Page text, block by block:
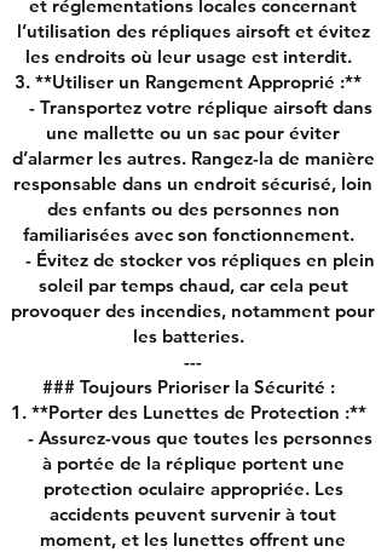
et réglementations locales concernant
l’utilisation des répliques airsoft et évitez
les endroits où leur usage est interdit.
3. **Utiliser un Rangement Approprié :**
- Transportez votre réplique airsoft dans
une mallette ou un sac pour éviter
d’alarmer les autres. Rangez-la de manière
responsable dans un endroit sécurisé, loin
des enfants ou des personnes non
familiarisées avec son fonctionnement.
- Évitez de stocker vos répliques en plein
soleil par temps chaud, car cela peut
provoquer des incendies, notamment pour
les batteries.
---
### Toujours Prioriser la Sécurité :
1. **Porter des Lunettes de Protection :**
- Assurez-vous que toutes les personnes
à portée de la réplique portent une
protection oculaire appropriée. Les
accidents peuvent survenir à tout
moment, et les lunettes offrent une